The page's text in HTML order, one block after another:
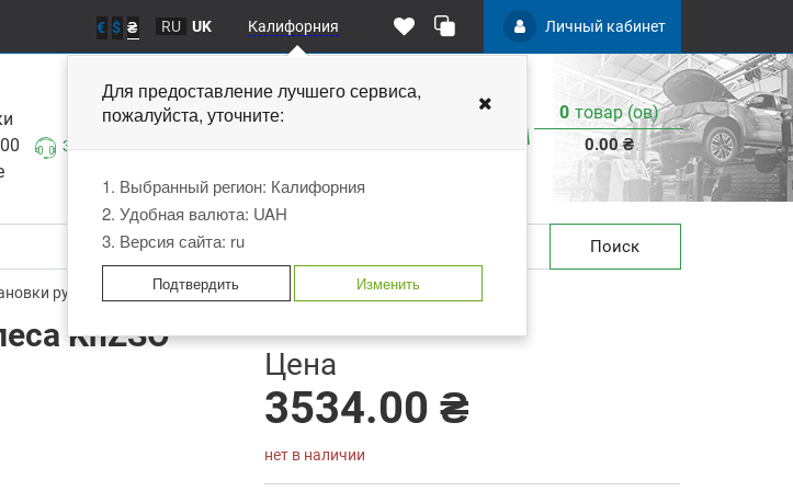
€ $ ₴ RU UK Калифорния
Для предоставление лучшегосервиса,
пожалуйста, уточните:
1. Выбранный регион: Калифорния
2. Удобная валюта: UAH
3. Версия сайта: ru
Подтвердить Изменить
Личный кабинет
Заказать звонок
0 товар (ов)
0.00 ₴
Поиск
рулевого колеса KhZSO SWLEVEL
KhZSO
Цена
3534.00 ₴
нет в наличии